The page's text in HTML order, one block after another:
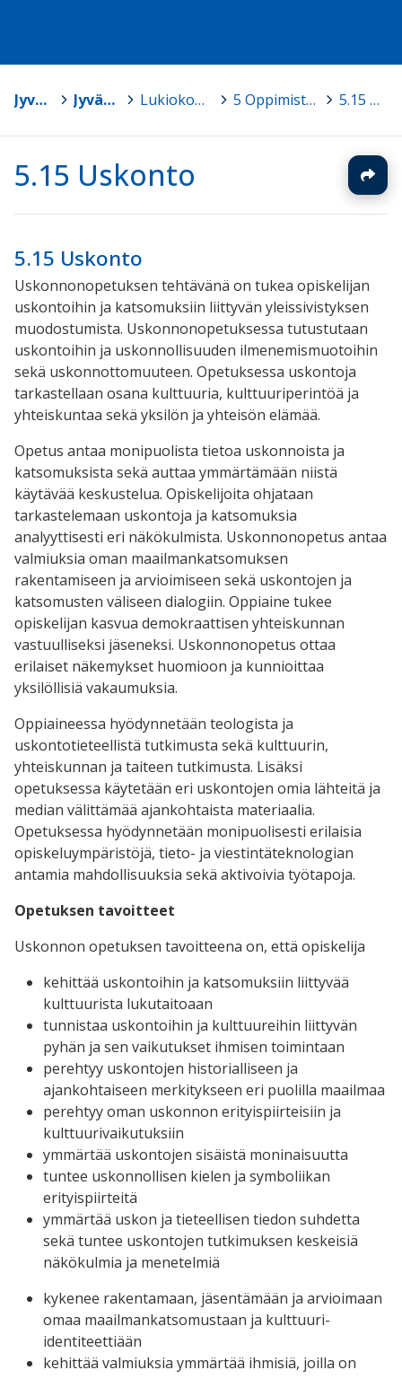
Jyväskylän yliopisto Jyväskylän normaalikoulu Lukiokoulutuksen opetussuunnitelma 2016 5 Oppimistavoitteet ja opetuksen keskeiset sisällöt > 5.15 Uskonto
5.15 Uskonto
5.15 Uskonto
Uskonnonopetuksen tehtävänä on tukea opiskelijan
uskontoihin ja katsomuksiin liittyvän yleissivistyksen
muodostumista. Uskonnonopetuksessa tutustutaan
uskontoihin ja uskonnollisuuden ilmenemismuotoihin
sekä uskonnottomuuteen. Opetuksessa uskontoja
tarkastellaan osana kulttuuria, kulttuuriperintöä ja
yhteiskuntaa sekä yksilön ja yhteisön elämää.
Opetus antaa monipuolista tietoa uskonnoista ja
katsomuksista sekä auttaa ymmärtämään niistä
käytävää keskustelua. Opiskelijoita ohjataan
tarkastelemaan uskontoja ja katsomuksia
analyyttisesti eri näkökulmista. Uskonnonopetus antaa
valmiuksia oman maailmankatsomuksen
rakentamiseen ja arvioimiseen sekä uskontojen ja
katsomusten väliseen dialogiin. Oppiaine tukee
opiskelijan kasvua demokraattisen yhteiskunnan
vastuulliseksi jäseneksi. Uskonnonopetus ottaa
erilaiset näkemykset huomioon ja kunnioittaa
yksilöllisiä vakaumuksia.
Oppiaineessa hyödynnetään teologista ja
uskontotieteellistä tutkimusta sekä kulttuurin,
yhteiskunnan ja taiteen tutkimusta. Lisäksi
opetuksessa käytetään eri uskontojen omia lähteitä ja
median välittämää ajankohtaista materiaalia.
Opetuksessa hyödynnetään monipuolisesti erilaisia
opiskeluympäristöjä, tieto- ja viestintäteknologian
antamia mahdollisuuksia sekä aktivoivia työtapoja.
Opetuksen tavoitteet
Uskonnon opetuksen tavoitteena on, että opiskelija
kehittää uskontoihin ja katsomuksiin liittyvää
kulttuurista lukutaitoaan
tunnistaa uskontoihin ja kulttuureihin liittyvän
pyhän ja sen vaikutukset ihmisen toimintaan
perehtyy uskontojen historialliseen ja
ajankohtaiseen merkitykseen eri puolilla maailmaa
perehtyy oman uskonnon erityispiirteisiin ja
kulttuurivaikutuksiin
ymmärtää uskontojen sisäistä moninaisuutta
tuntee uskonnollisen kielen ja symboliikan
erityispiirteitä
ymmärtää uskon ja tieteellisen tiedon suhdetta
sekä tuntee uskontojen tutkimuksen keskeisiä
näkökulmia ja menetelmiä
kykenee rakentamaan, jäsentämään ja arvioimaan
omaa maailmankatsomustaan ja kulttuuri-
identiteettiään
kehittää valmiuksia ymmärtää ihmisiä, joilla on